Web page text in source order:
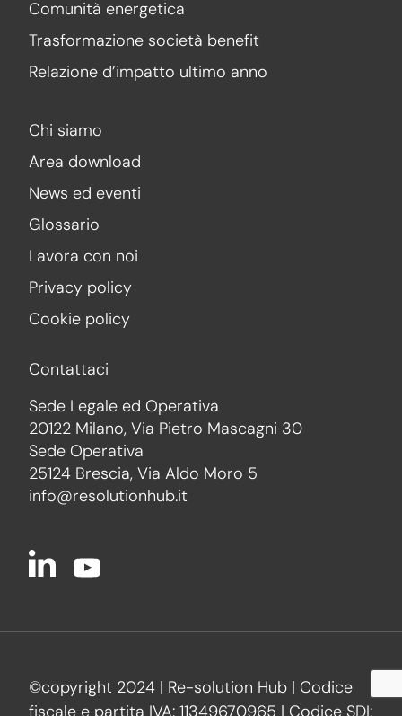
Comunità energetica
Trasformazione società benefit
Relazione d’impatto ultimo anno
Chi siamo
Area download
News ed eventi
Glossario
Lavora con noi
Privacy policy
Cookie policy
Contattaci
Sede Legale ed Operativa
20122 Milano, Via Pietro Mascagni 30
Sede Operativa
25124 Brescia, Via Aldo Moro 5
info@resolutionhub.it
©copyright 2024 | Re-solution Hub | Codice